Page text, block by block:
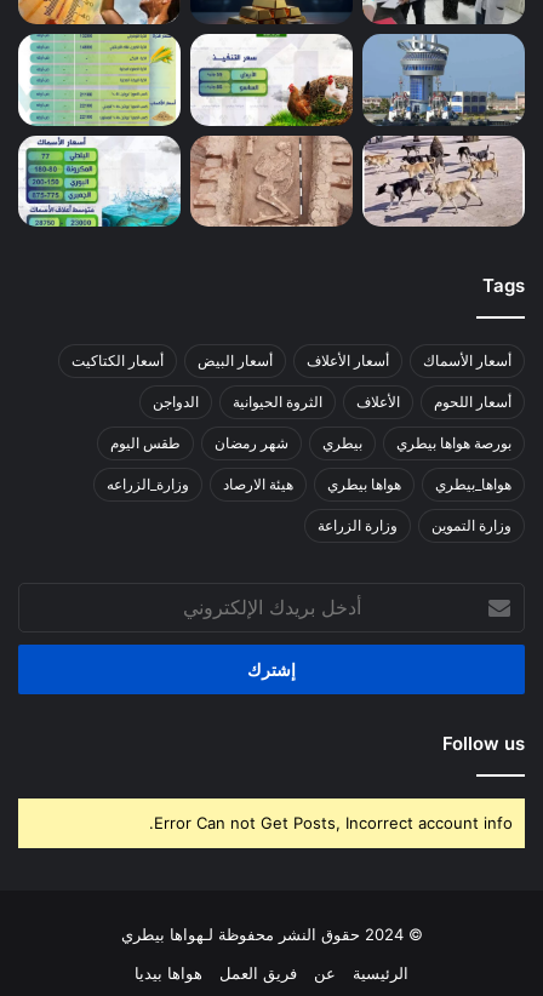
Tags
أسعار الأسماك أسعار الأعلاف أسعار البيض أسعار الكتاكيت
أسعار اللحوم الأعلاف الثروة الحيوانية الدواجن
بورصة هواها بيطري بيطري شهر رمضان طقس اليوم
هواها_بيطري هواها بيطري هيئة الارصاد وزارة_الزراعه
وزارة التموين وزارة الزراعة
بريدك
الإلكتروني
Follow us
Error Can not Get Posts, Incorrect account info.
© 2024 حقوق النشر محفوظة لـهواها بيطري
الرئيسية
عن فريق العمل هواها بيديا